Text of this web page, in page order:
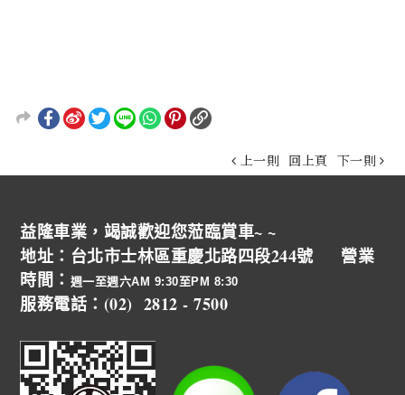
上一則 回上頁 下一則
益隆車業，竭誠歡迎您蒞臨賞車~ ~
地址：台北市士林區重慶北路四段244號 營業
時間： 週一至週六AM 9:30至PM 8:30
服務電話：(02) 2812 - 7500